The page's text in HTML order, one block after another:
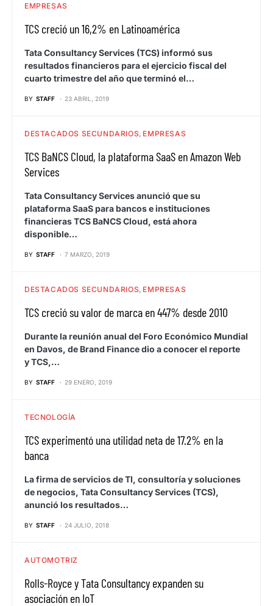
EMPRESAS
TCS creció un 16,2% en Latinoamérica
Tata Consultancy Services (TCS) informó sus
resultados financieros para el ejercicio fiscal del
cuarto trimestre del año que terminó el…
BY STAFF 23 ABRIL, 2019
DESTACADOS SECUNDARIOS EMPRESAS
TCS BaNCS Cloud, la plataforma SaaS en Amazon Web
Services
Tata Consultancy Services anunció que su
plataforma SaaS para bancos e instituciones
financieras TCS BaNCS Cloud, está ahora
disponible…
BY STAFF 7 MARZO, 2019
DESTACADOS SECUNDARIOS EMPRESAS
TCS creció su valor de marca en 447% desde 2010
Durante la reunión anual del Foro Económico Mundial
en Davos, de Brand Finance dio a conocer el reporte
y TCS,…
BY STAFF 29 ENERO, 2019
TECNOLOGÍA
TCS experimentó una utilidad neta de 17.2% en la
banca
La firma de servicios de TI, consultoría y soluciones
de negocios, Tata Consultancy Services (TCS),
anunció los resultados…
BY STAFF 24 JULIO, 2018
AUTOMOTRIZ
Rolls-Royce y Tata Consultancy expanden su
asociación en IoT